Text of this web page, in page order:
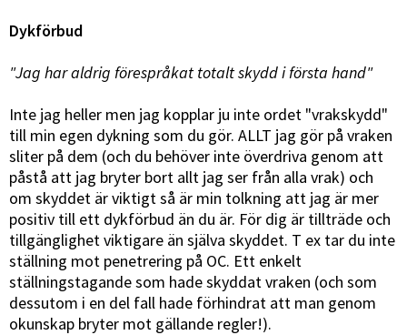
Dykförbud
"Jag har aldrig förespråkat totalt skydd i första hand"
Inte jag heller men jag kopplar ju inte ordet "vrakskydd"
till min egen dykning som du gör. ALLT jag gör på vraken
sliter på dem (och du behöver inte överdriva genom att
påstå att jag bryter bort allt jag ser från alla vrak) och
om skyddet är viktigt så är min tolkning att jag är mer
positiv till ett dykförbud än du är. För dig är tillträde och
tillgänglighet viktigare än själva skyddet. T ex tar du inte
ställning mot penetrering på OC. Ett enkelt
ställningstagande som hade skyddat vraken (och som
dessutom i en del fall hade förhindrat att man genom
okunskap bryter mot gällande regler!).